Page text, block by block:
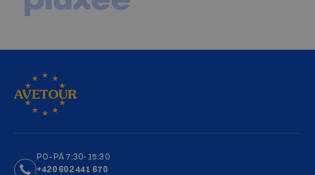
PO–PÁ 7:30-15:30
+420 602 441 670